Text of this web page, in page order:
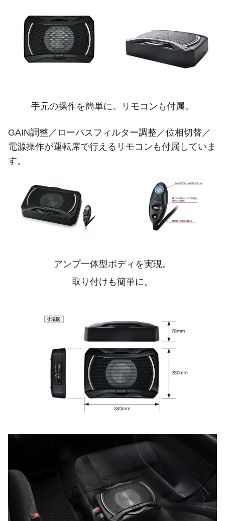
手元の操作を簡単に。リモコンも付属。
GAIN調整／ローパスフィルター調整／位相切替／
電源操作が運転席で行えるリモコンも付属していま
す。
アンプ一体型ボディを実現。
取り付けも簡単に。